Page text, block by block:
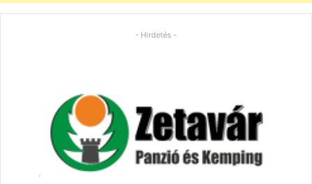
- Hirdetés -